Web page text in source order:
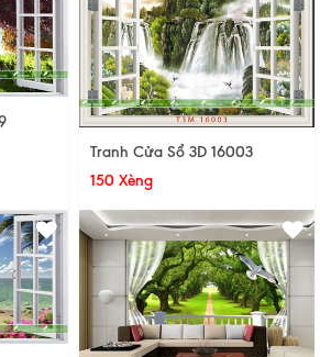
Tranh Cửa Sổ 3D 16003
150 Xèng